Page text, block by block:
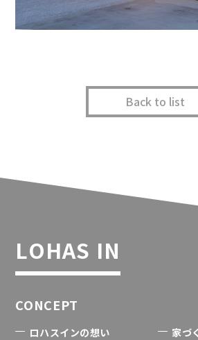
Back to list
LOHAS IN
CONCEPT
ロハスインの想い
家づ